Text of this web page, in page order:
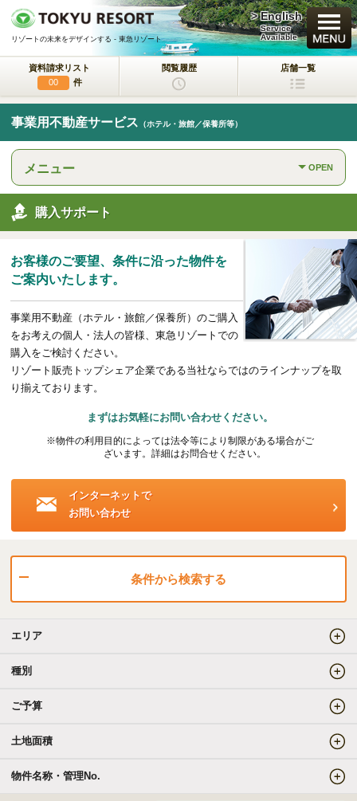
リゾートの未来をデザインする - 東急リゾート
> English
Service
Available
資料請求リスト
00
件
閲覧履歴 店舗一覧
事業用不動産サービス （ホテル・旅館／保養所等）
メニュー OPEN
購入サポート
お客様のご要望、条件に沿った物件を
ご案内いたします。
事業用不動産（ホテル・旅館／保養所）のご購入
をお考えの個人・法人の皆様、東急リゾートでの
購入をご検討ください。
リゾート販売トップシェア企業である当社ならではのラインナップを取
り揃えております。
まずはお気軽にお問い合わせください。
※物件の利用目的によっては法令等により制限がある場合がご
ざいます。詳細はお問合せください。
インターネットで
お問い合わせ
条件から検索する
エリア
種別
ご予算
土地面積
物件名称・管理No.
買いたい
新規・新築マンション
中古物件
一戸建て/マンション/土地
東急ハーヴェストクラブ
会員制リゾートホテル
ホテルコンドミニアム
所有するリゾートから
事業用不動産サービス
（ホテル・旅館／保養所等）
海外事業（ハワイ）
海外事業（フィリピン）
査定をしてほしい
売却方法等について相談したい
仲介でのご売却とは